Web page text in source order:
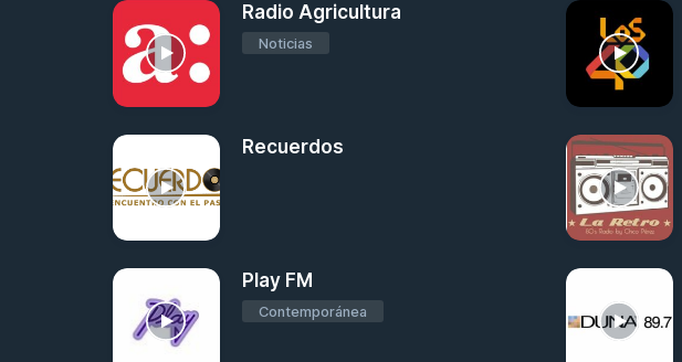
Radio Agricultura
Noticias
Recuerdos
Play FM
Contemporánea